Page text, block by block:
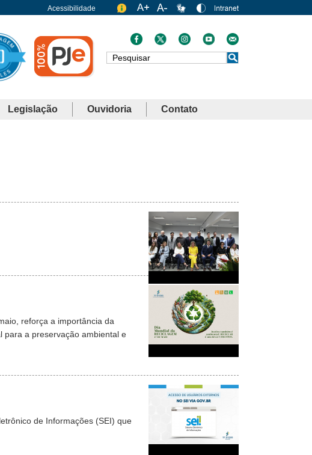
Acessibilidade
Busca
Legislação Ouvidoria Contato
reforça a importância da
para a preservação ambiental e
de Informações (SEI) que